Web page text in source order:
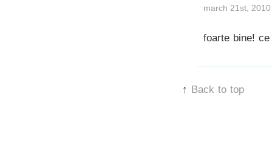
march 21st,
foarte bine!
↑ Back to top